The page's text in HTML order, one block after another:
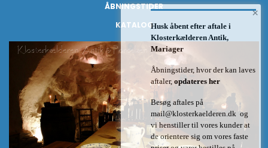
ÅBNINGSTIDER
KATALOG
×
Husk åbent efter aftale i
Klosterkælderen Antik,
Mariager
Åbningstider, hvor der kan laves
aftaler, opdateres her
Besøg aftales på
mail@klosterkaelderen.dk og
vi henstiller til vores kunder at
de orientere sig om vores faste